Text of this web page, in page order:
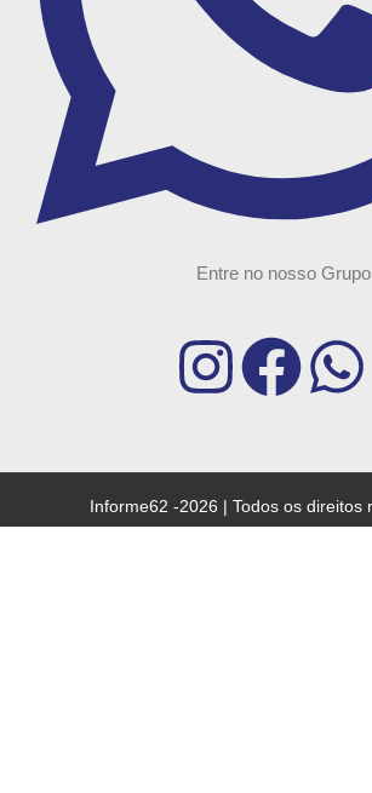
Entre no nosso Grupo
Informe62 -2026 | Todos os direitos